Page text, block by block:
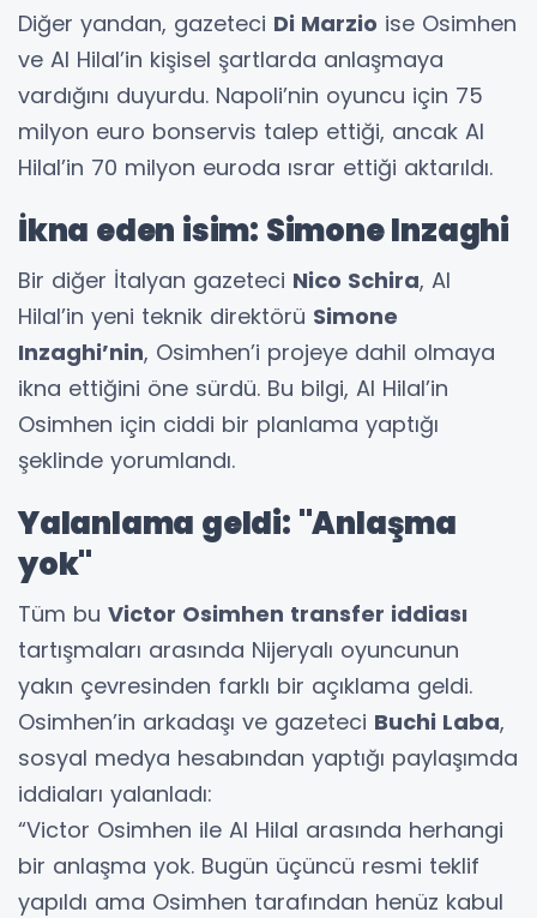
Diğer yandan, gazeteci Di Marzio ise Osimhen
ve Al Hilal’in kişisel şartlarda anlaşmaya
vardığını duyurdu. Napoli’nin oyuncu için 75
milyon euro bonservis talep ettiği, ancak Al
Hilal’in 70 milyon euroda ısrar ettiği aktarıldı.
İkna eden isim: Simone Inzaghi
Bir diğer İtalyan gazeteci Nico Schira, Al
Hilal’in yeni teknik direktörü Simone
Inzaghi’nin, Osimhen’i projeye dahil olmaya
ikna ettiğini öne sürdü. Bu bilgi, Al Hilal’in
Osimhen için ciddi bir planlama yaptığı
şeklinde yorumlandı.
Yalanlama geldi: "Anlaşma
yok"
Tüm bu Victor Osimhen transfer iddiası
tartışmaları arasında Nijeryalı oyuncunun
yakın çevresinden farklı bir açıklama geldi.
Osimhen’in arkadaşı ve gazeteci Buchi Laba,
sosyal medya hesabından yaptığı paylaşımda
iddiaları yalanladı:
“Victor Osimhen ile Al Hilal arasında herhangi
bir anlaşma yok. Bugün üçüncü resmi teklif
yapıldı ama Osimhen tarafından henüz kabul